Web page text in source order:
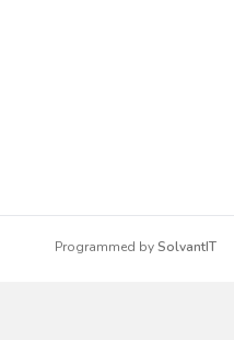
Programmed bySolvantIT